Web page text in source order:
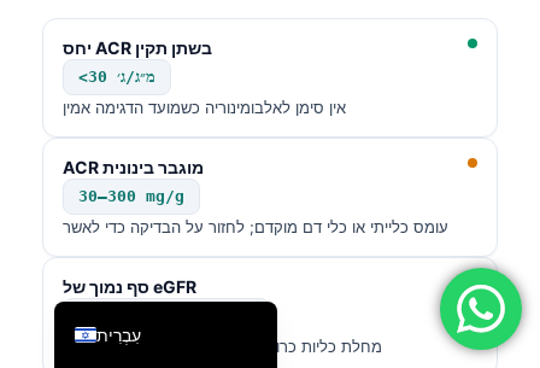
יחס ACR בשתן תקין
<30 מ״ג/ג׳
אין סימן לאלבומינוריה כשמועד הדגימה אמין
ACR מוגבר בינונית
30–300 mg/g
עומס כלייתי או כלי דם מוקדם; לחזור על הבדיקה כדי לאשר
סף נמוך של eGFR
מחלת כליות כרונית אם נמשכת לפחות 3 חודשים
עִבְרִית
English
Deutsch
العربية
Français
Italiano
Español
Português
Ελληνικά